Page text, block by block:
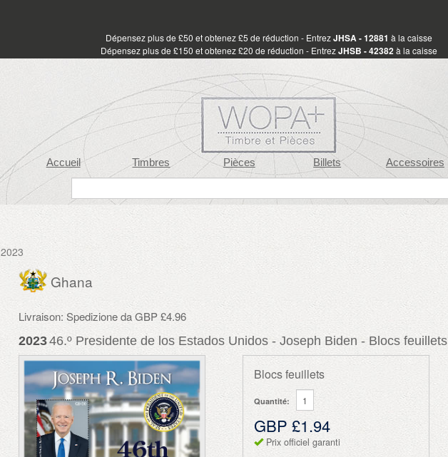
Dépensez plus de £50 et obtenez £5 de réduction - EntrezJHSA - 12881 à la caisse
Dépensez plus de £150 et obtenez £20 de réduction - EntrezJHSB - 42382à la caisse
Accueil Timbres Pièces Billets Accessoires
2023
Ghana
Livraison: Spedizione da GBP £4.96
202346.º Presidente de los Estados Unidos - Joseph Biden - Blocs feuillets
Blocs feuillets
Quantité:
GBP £1.94
Prix officiel garanti